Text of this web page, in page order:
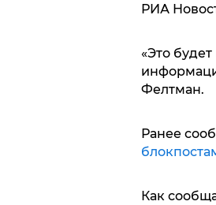
РИА
«Это
Фелтман.
Ранее
Как